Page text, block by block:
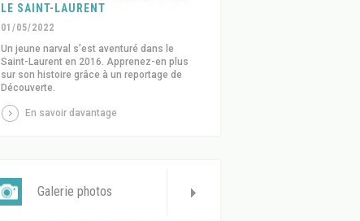
LE SAINT-LAURENT
01/05/2022
Un jeune narval s’est aventuré dans le
Saint-Laurent en 2016. Apprenez-en plus
sur son histoire grâce à un reportage de
Découverte.
En savoir davantage
Galerie photos